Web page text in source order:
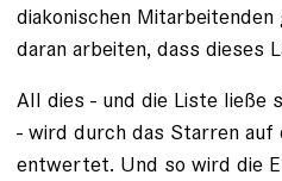
diakonischen Mitarbeitenden
daran arbeiten, dass dieses
All dies - und die Liste ließe
- wird durch das Starren auf
entwertet. Und so wird die